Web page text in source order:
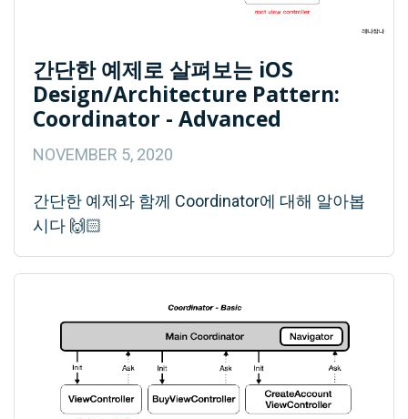
간단한 예제로 살펴보는 iOS
Design/Architecture Pattern:
Coordinator - Advanced
NOVEMBER 5, 2020
간단한 예제와 함께 Coordinator에 대해 알아봅
시다 🙌🏻